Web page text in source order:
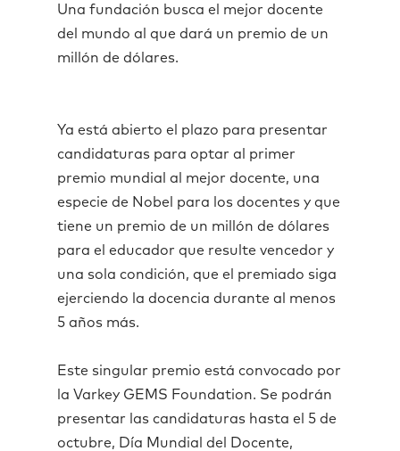
Una fundación busca el mejor docente
del mundo al que dará un premio de un
millón de dólares.
Ya está abierto el plazo para presentar
candidaturas para optar al primer
premio mundial al mejor docente, una
especie de Nobel para los docentes y que
tiene un premio de un millón de dólares
para el educador que resulte vencedor y
una sola condición, que el premiado siga
ejerciendo la docencia durante al menos
5 años más.
Este singular premio está convocado por
la Varkey GEMS Foundation. Se podrán
presentar las candidaturas hasta el 5 de
octubre, Día Mundial del Docente,